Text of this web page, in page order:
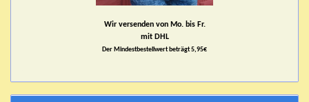
Wir versenden von Mo. bis Fr.
mit DHL
Der Mindestbestellwert beträgt 5,95€